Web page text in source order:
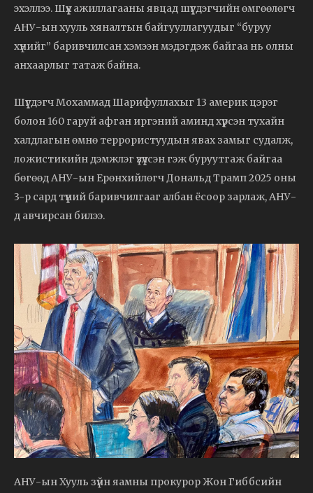
эхэллээ. Шүүх ажиллагааны явцад шүүгдэгчийн өмгөөлөгч
АНУ-ын хууль хяналтын байгууллагуудыг “буруу
хүнийг” баривчилсан хэмээн мэдэгдэж байгаа нь олны
анхаарлыг татаж байна.
Шүүгдэгч Мохаммад Шарифуллахыг 13 америк цэрэг
болон 160 гаруй афган иргэний аминд хүрсэн тухайн
халдлагын өмнө террористуудын явах замыг судалж,
ложистикийн дэмжлэг үзүүлсэн гэж буруутгаж байгаа
бөгөөд АНУ-ын Ерөнхийлөгч Дональд Трамп 2025 оны
3-р сард түүний баривчилгааг албан ёсоор зарлаж, АНУ-
д авчирсан билээ.
АНУ-ын Хууль зүйн яамны прокурор Жон Гиббсийн